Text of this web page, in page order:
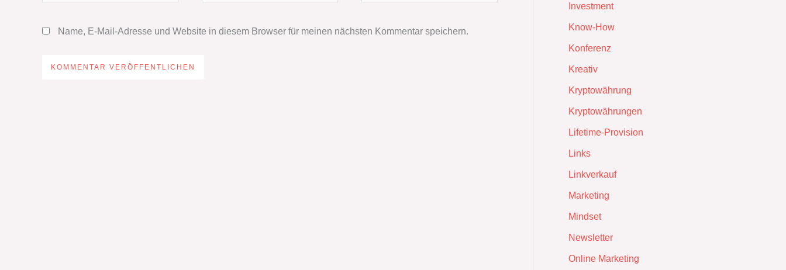
Name, E-Mail-Adresse und Website in diesem Browser für meinen nächsten Kommentar speichern.
Investment
Know-How
Konferenz
Kreativ
Kryptowährung
Kryptowährungen
Lifetime-Provision
Links
Linkverkauf
Marketing
Mindset
Newsletter
Online Marketing